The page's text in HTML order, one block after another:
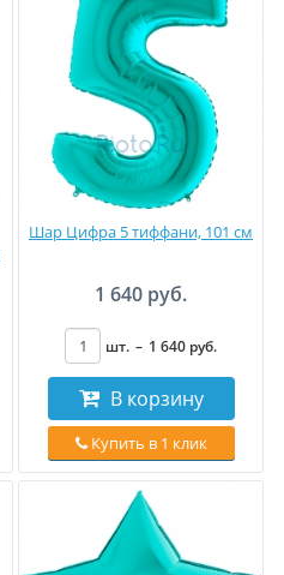
Шар Цифра 5 тиффани, 101 см
1 640 руб.
шт. – 1 640 руб.
В корзину
Купить в 1 клик